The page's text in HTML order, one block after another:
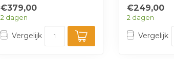
en afstandsbediening...
€379,00
2 dagen
Vergelijk
wifi,
€249,00
2 dagen
Vergelijk